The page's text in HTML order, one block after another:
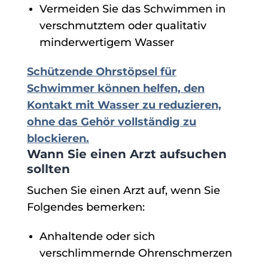
Vermeiden Sie das Schwimmen in
verschmutztem oder qualitativ
minderwertigem Wasser
Schützende Ohrstöpsel für
Schwimmer können helfen, den
Kontakt mit Wasser zu reduzieren,
ohne das Gehör vollständig zu
blockieren.
Wann Sie einen Arzt aufsuchen
sollten
Suchen Sie einen Arzt auf, wenn Sie
Folgendes bemerken:
Anhaltende oder sich
verschlimmernde Ohrenschmerzen